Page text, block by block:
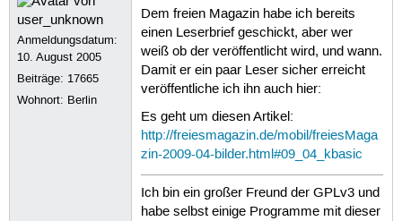
Anmeldungsdatum:
10. August 2005
Beiträge: 17665
Wohnort: Berlin
Dem freien Magazin habe ich bereits
einen Leserbrief geschickt, aber wer
weiß ob der veröffentlicht wird, und wann.
Damit er ein paar Leser sicher erreicht
veröffentliche ich ihn auch hier:
Es geht um diesen Artikel:
http://freiesmagazin.de/mobil/freiesMaga
zin-2009-04-bilder.html#09_04_kbasic
Ich bin ein großer Freund der GPLv3 und
habe selbst einige Programme mit dieser